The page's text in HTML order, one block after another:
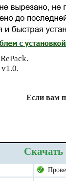
Если вам
Скачать